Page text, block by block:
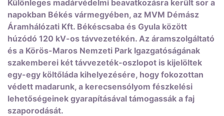
Különleges madárvédelmi beavatkozásra került sor a
napokban Békés vármegyében, az MVM Démász
Áramhálózati Kft. Békéscsaba és Gyula között
húzódó 120 kV-os távvezetékén. Az áramszolgáltató
és a Körös-Maros Nemzeti Park Igazgatóságának
szakemberei két távvezeték-oszlopot is kijelöltek
egy-egy költőláda kihelyezésére, hogy fokozottan
védett madarunk, a kerecsensólyom fészkelési
lehetőségeinek gyarapításával támogassák a faj
szaporodását.